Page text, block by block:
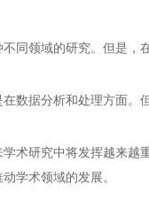
同领域的研究。但是，
数据分析和处理方面。
术研究中将发挥越来
学术领域的发展。